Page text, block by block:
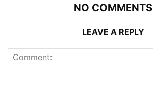
NO COMMENTS
LEAVE A REPLY